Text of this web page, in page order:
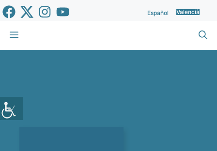
Vés
al
contingut
Español Valencià
Menu